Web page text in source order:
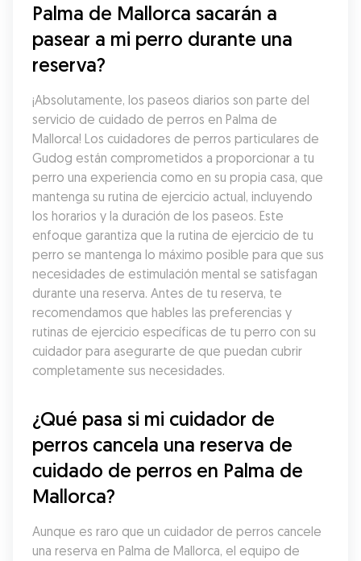
Palma de Mallorca sacarán a
pasear a mi perro durante una
reserva?
¡Absolutamente, los paseos diarios son parte del
servicio de cuidado de perros en Palma de
Mallorca! Los cuidadores de perros particulares de
Gudog están comprometidos a proporcionar a tu
perro una experiencia como en su propia casa, que
mantenga su rutina de ejercicio actual, incluyendo
los horarios y la duración de los paseos. Este
enfoque garantiza que la rutina de ejercicio de tu
perro se mantenga lo máximo posible para que sus
necesidades de estimulación mental se satisfagan
durante una reserva. Antes de tu reserva, te
recomendamos que hables las preferencias y
rutinas de ejercicio específicas de tu perro con su
cuidador para asegurarte de que puedan cubrir
completamente sus necesidades.
¿Qué pasa si mi cuidador de
perros cancela una reserva de
cuidado de perros en Palma de
Mallorca?
Aunque es raro que un cuidador de perros cancele
una reserva en Palma de Mallorca, el equipo de